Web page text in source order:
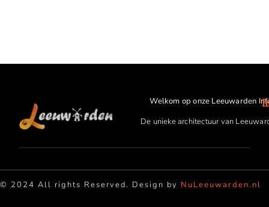
Welkom op onze Leeuwarden
De unieke architectuur van
© 2024 All rights Reserved. Design by NuLeeuwarden.nl